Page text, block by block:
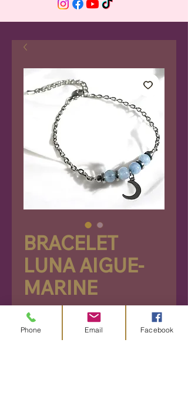
BRACELET
LUNA AIGUE-
MARINE
26,90 € Prix
Phone Email Facebook